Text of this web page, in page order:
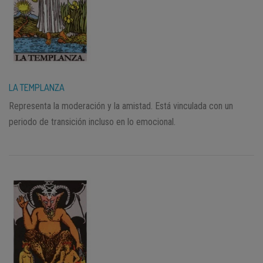
LA TEMPLANZA
Representa la moderación y la amistad. Está vinculada con un
periodo de transición incluso en lo emocional.